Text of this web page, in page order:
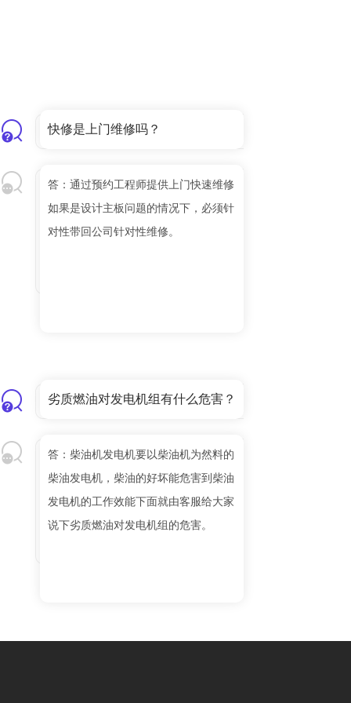
快修是上门维修吗？
答：通过预约工程师提供上门快速维修
如果是设计主板问题的情况下，必须针
对性带回公司针对性维修。
劣质燃油对发电机组有什么危害？
答：柴油机发电机要以柴油机为然料的
柴油发电机，柴油的好坏能危害到柴油
发电机的工作效能下面就由客服给大家
说下劣质燃油对发电机组的危害。